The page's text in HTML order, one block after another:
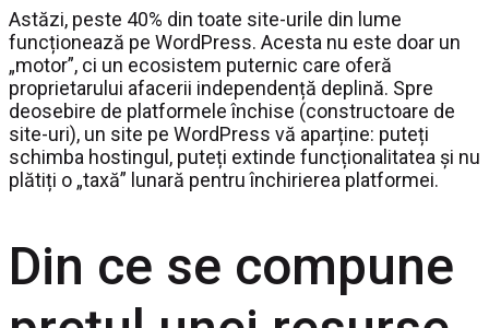
Astăzi, peste 40% din toate site-urile din lume
funcționează pe WordPress. Acesta nu este doar un
„motor”, ci un ecosistem puternic care oferă
proprietarului afacerii independență deplină. Spre
deosebire de platformele închise (constructoare de
site-uri), un site pe WordPress vă aparține: puteți
schimba hostingul, puteți extinde funcționalitatea și nu
plătiți o „taxă” lunară pentru închirierea platformei.
Din ce se compune